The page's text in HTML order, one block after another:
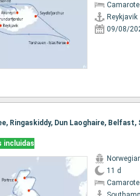
Reykjavik
09/08/
Ringaskiddy, Dun Laoghaire,
incluidas
11 d